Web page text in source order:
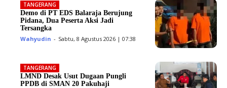
TANGERANG
Demo di PT EDS Balaraja Berujung
Pidana, Dua Peserta Aksi Jadi
Tersangka
Wahyudin - Sabtu, 8 Agustus 2026 | 07:38
TANGERANG
LMND Desak Usut Dugaan Pungli
PPDB di SMAN 20 Pakuhaji